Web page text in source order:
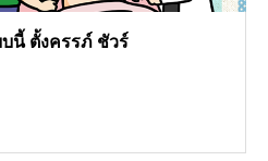
นี้ ตั้งครรภ์ ชัวร์